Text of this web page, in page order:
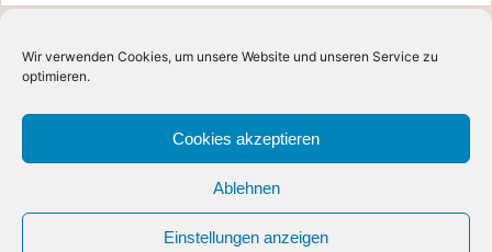
Wir verwenden Cookies, um unsere Website und unseren Service zu
optimieren.
Cookies akzeptieren
Ablehnen
Einstellungen anzeigen